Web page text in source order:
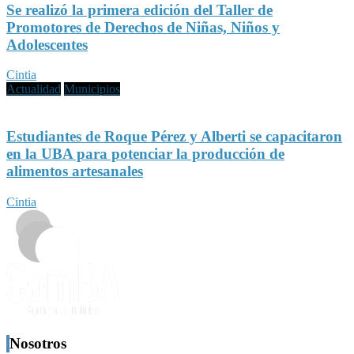
Se realizó la primera edición del Taller de
Promotores de Derechos de Niñas, Niños y
Adolescentes
Cintia
Actualidad Municipios
Estudiantes de Roque Pérez y Alberti se capacitaron
en la UBA para potenciar la producción de
alimentos artesanales
Cintia
Nosotros